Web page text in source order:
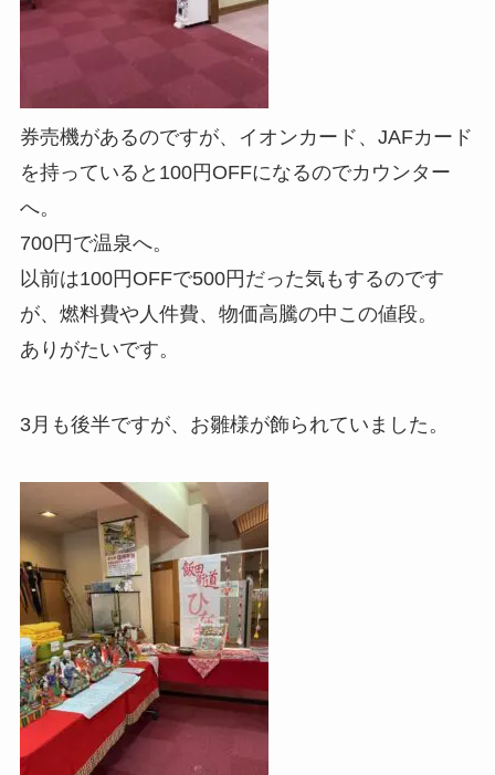
券売機があるのですが、イオンカード、JAFカード
を持っていると100円OFFになるのでカウンター
へ。
700円で温泉へ。
以前は100円OFFで500円だった気もするのです
が、燃料費や人件費、物価高騰の中この値段。
ありがたいです。
3月も後半ですが、お雛様が飾られていました。